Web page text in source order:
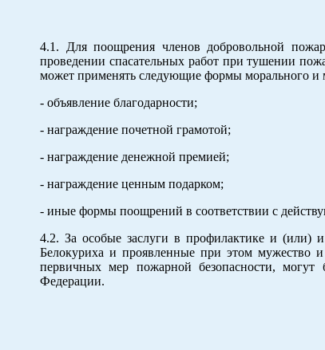
4.1. Для поощрения членов добровольной
проведении спасательных работ при тушении
может применять следующие формы морального и
- объявление благодарности;
- награждение почетной грамотой;
- награждение денежной премией;
- награждение ценным подарком;
- иные формы поощрений в соответствии с
4.2. За особые заслуги в профилактике и (или)
Белокуриха и проявленные при этом мужество
первичных мер пожарной безопасности, могут
Федерации.